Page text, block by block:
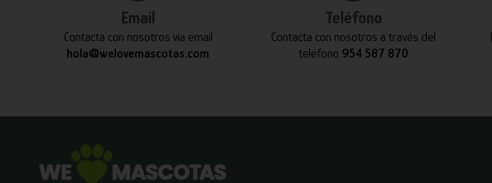
Email
Contacta con nosotros vía email
hola@welovemascotas.com
Teléfono
Contacta con nosotros a través del
teléfono 954 587 870